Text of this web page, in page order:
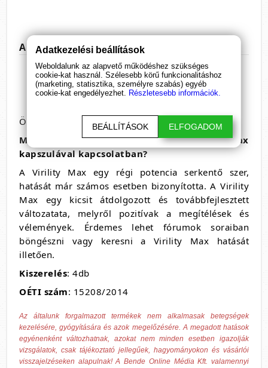
A Virility Max gyógynövény összetevői:
Ázsiai Ginzeng gyökér por 100mg
Fahéj por 90mg, Arangyökér por 75mg
Szareptamustár por 75mg
Összesen: 470mg
Milyen vélemények vannak a Virility Max
kapszulával kapcsolatban?
A Virility Max egy régi potencia serkentő szer,
hatását már számos esetben bizonyította. A Virility
Max egy kicsit átdolgozott és továbbfejlesztett
változatata, melyről pozitívak a megítélések és
vélemények. Érdemes lehet fórumok soraiban
böngészni vagy keresni a Virility Max hatását
illetően.
Kiszerelés: 4db
OÉTI szám: 15208/2014
Az általunk forgalmazott termékek nem alkalmasak betegségek
kezelésére, gyógyítására és azok megelőzésére. A megadott hatások
egyénenként változhatnak, azokat nem minden esetben igazolják
vizsgálatok, csak tájékoztató jellegűek, hagyományokon és vásárlói
visszajelzéseken alapulnak! A Bende Online Média Kft. valamennyi
Adatkezelési beállítások
Weboldalunk az alapvető működéshez szükséges
cookie-kat használ. Szélesebb körű funkcionalitáshoz
(marketing, statisztika, személyre szabás) egyéb
cookie-kat engedélyezhet. Részletesebb információk.
BEÁLLÍTÁSOK ELFOGADOM